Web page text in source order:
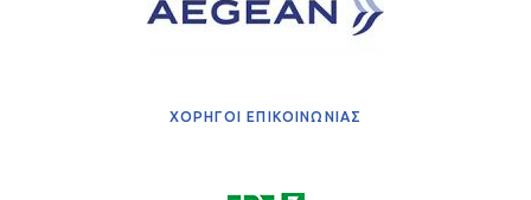
ΧΟΡΗΓΟΙ ΕΠΙΚΟΙΝΩΝΙΑΣ